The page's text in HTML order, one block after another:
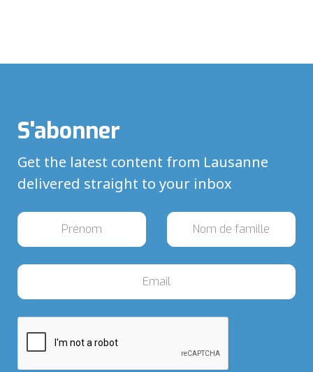
S'abonner
Get the latest content from Lausanne
delivered straight to your inbox